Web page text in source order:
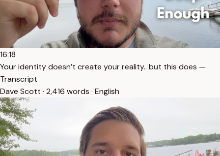
16:18
Your identity doesn’t create your reality.. but this does —
Transcript
Dave Scott · 2,416 words · English